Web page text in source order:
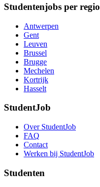
Studentenjobs per regio
Antwerpen
Gent
Leuven
Brussel
Brugge
Mechelen
Kortrijk
Hasselt
StudentJob
Over StudentJob
FAQ
Contact
Werken bij StudentJob
Studenten